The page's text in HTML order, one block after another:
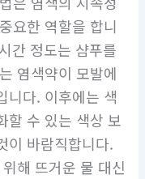
요한 역할을 합니
간 정도는 샴푸를
염색약이 모발에
니다. 이후에는 색
할 수 있는 색상 보
이 바람직합니다.
해 뜨거운 물 대신